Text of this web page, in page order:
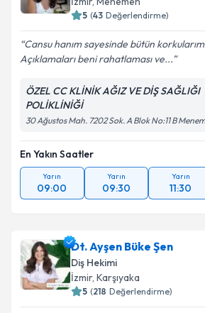
5 (43 Değerlendirme)
Cansu hanım sayesinde bütün
Açıklamaları beni rahatlaması ve...
ÖZEL CC KLİNİK AĞIZ VE DİŞ SAĞLIĞI
POLİKLİNİĞİ
30 Ağustos Mah. 7202 Sok. A Blok No:11 B
En Yakın Saatler
Yarın
09:00
Yarın
09:30
Yarın
11:30
Dt. Ayşen Büke Şen
Diş Hekimi
İzmir, Karşıyaka
5 (218 Değerlendirme)